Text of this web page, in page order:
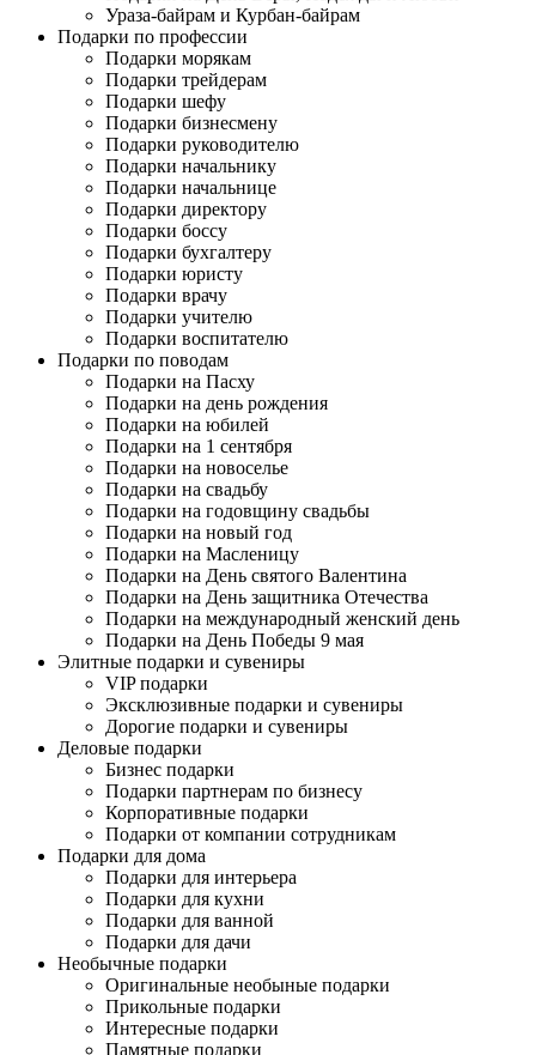
Ураза-байрам и Курбан-байрам
Подарки по профессии
Подарки морякам
Подарки трейдерам
Подарки шефу
Подарки бизнесмену
Подарки руководителю
Подарки начальнику
Подарки начальнице
Подарки директору
Подарки боссу
Подарки бухгалтеру
Подарки юристу
Подарки врачу
Подарки учителю
Подарки воспитателю
Подарки по поводам
Подарки на Пасху
Подарки на день рождения
Подарки на юбилей
Подарки на 1 сентября
Подарки на новоселье
Подарки на свадьбу
Подарки на годовщину свадьбы
Подарки на новый год
Подарки на Масленицу
Подарки на День святого Валентина
Подарки на День защитника Отечества
Подарки на международный женский день
Подарки на День Победы 9 мая
Элитные подарки и сувениры
VIP подарки
Эксклюзивные подарки и сувениры
Дорогие подарки и сувениры
Деловые подарки
Бизнес подарки
Подарки партнерам по бизнесу
Корпоративные подарки
Подарки от компании сотрудникам
Подарки для дома
Подарки для интерьера
Подарки для кухни
Подарки для ванной
Подарки для дачи
Необычные подарки
Оригинальные необыные подарки
Прикольные подарки
Интересные подарки
Памятные подарки